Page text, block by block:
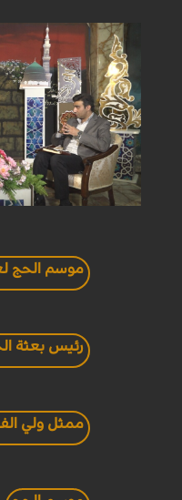
موسم الحج لعام
رئيس بعثة
ممثل ولي